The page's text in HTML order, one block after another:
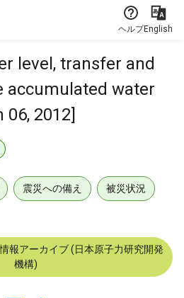
ヘルプEnglish
level, transfer and
accumulated water
06, 2012]
震災への備え 被災状況
報アーカイブ (日本原子力研究開発
機構)